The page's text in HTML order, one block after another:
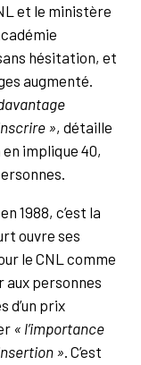
et le ministère
hésitation, et
augmenté.
», détaille
implique 40,
1988, c’est la
ouvre ses
le CNL comme
personnes
d’un prix
« l’importance
». C’est